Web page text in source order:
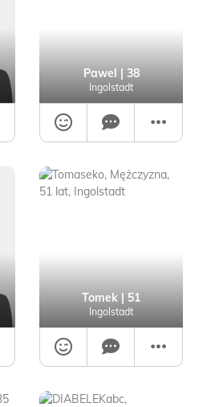
Pawel | 38
Ingolstadt
Tomek | 51
Ingolstadt